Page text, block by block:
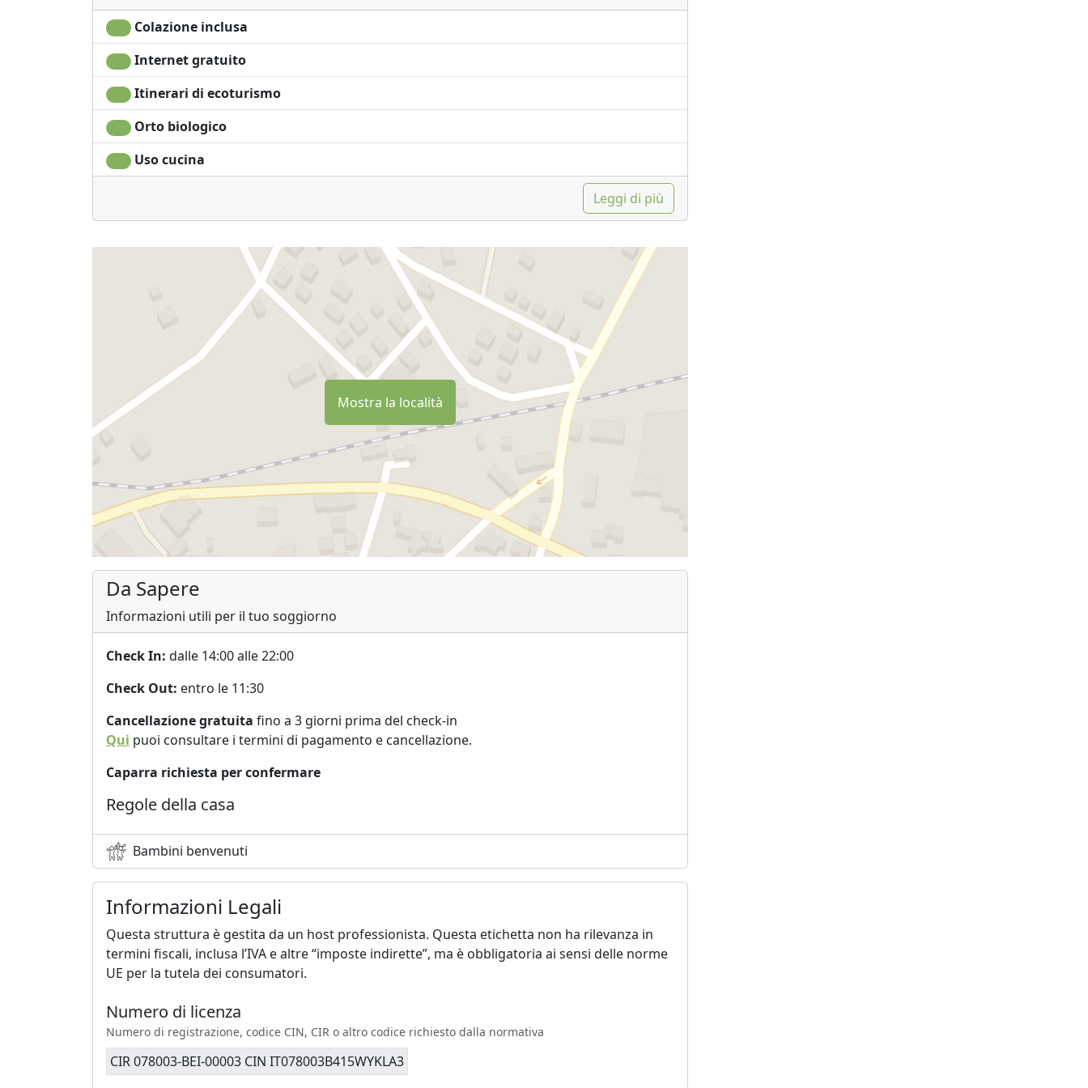
Colazione inclusa
Internet gratuito
Itinerari di ecoturismo
Orto biologico
Uso cucina
Leggi di più
Mostra la località
Da Sapere
Informazioni utili per il tuo soggiorno
Check In: dalle 14:00 alle 22:00
Check Out: entro le 11:30
Cancellazione gratuita fino a 3 giorni prima del check-in
Qui puoi consultare i termini di pagamento e cancellazione.
Caparra richiesta per confermare
Regole della casa
Bambini benvenuti
Informazioni Legali
Questa struttura è gestita da un host professionista. Questa etichetta non ha rilevanza in
termini fiscali, inclusa l’IVA e altre “imposte indirette”, ma è obbligatoria ai sensi delle norme
UE per la tutela dei consumatori.
Numero di licenza
Numero di registrazione, codice CIN, CIR o altro codice richiesto dalla normativa
CIR 078003-BEI-00003 CIN IT078003B415WYKLA3